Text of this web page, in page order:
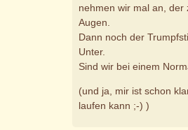
nehmen wir mal an, der
Augen.
Dann noch der
Unter.
Sind wir bei einem
(und ja, mir ist schon
laufen kann ;-) )